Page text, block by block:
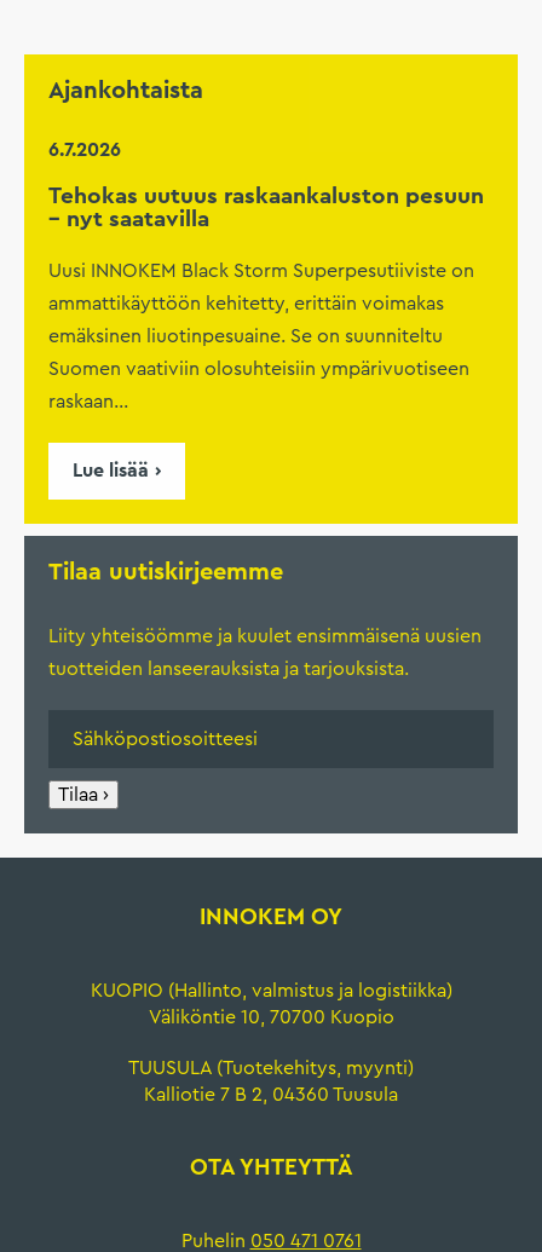
Ajankohtaista
6.7.2026
Tehokas uutuus raskaankaluston pesuun
– nyt saatavilla
Uusi INNOKEM Black Storm Superpesutiiviste on
ammattikäyttöön kehitetty, erittäin voimakas
emäksinen liuotinpesuaine. Se on suunniteltu
Suomen vaativiin olosuhteisiin ympärivuotiseen
raskaan...
Lue lisää
Tilaa uutiskirjeemme
Liity yhteisöömme ja kuulet ensimmäisenä uusien
tuotteiden lanseerauksista ja tarjouksista.
Tilaa ›
INNOKEM OY
KUOPIO (Hallinto, valmistus ja logistiikka)
Väliköntie 10, 70700 Kuopio
TUUSULA (Tuotekehitys, myynti)
Kalliotie 7 B 2, 04360 Tuusula
OTA YHTEYTTÄ
Puhelin 050 471 0761